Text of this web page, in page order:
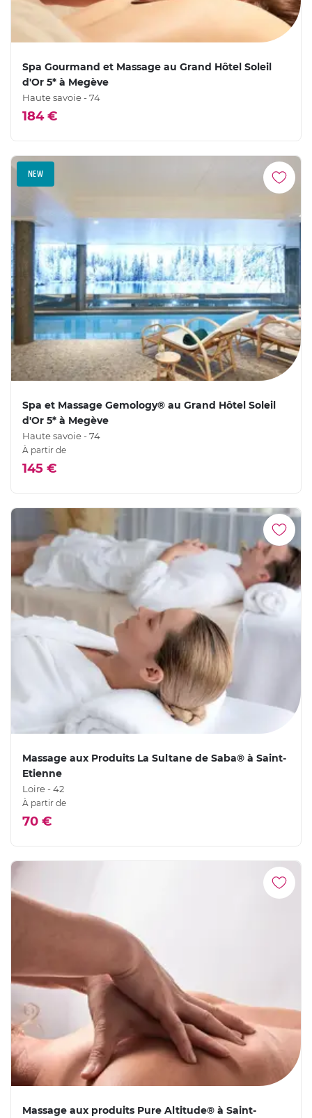
Spa Gourmand et Massage au Grand Hôtel Soleil
d'Or 5* à Megève
Haute savoie - 74
184 €
NEW
Spa et Massage Gemology® au Grand Hôtel Soleil
d'Or 5* à Megève
Haute savoie - 74
À partir de
145 €
Massage aux Produits La Sultane de Saba® à Saint-
Etienne
Loire - 42
À partir de
70 €
Massage aux produits Pure Altitude® à Saint-